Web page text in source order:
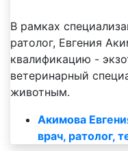
В рамках
ратолог, Евгения
квалификацию -
ветеринарный
животным.
Акимова
врач, ратолог,